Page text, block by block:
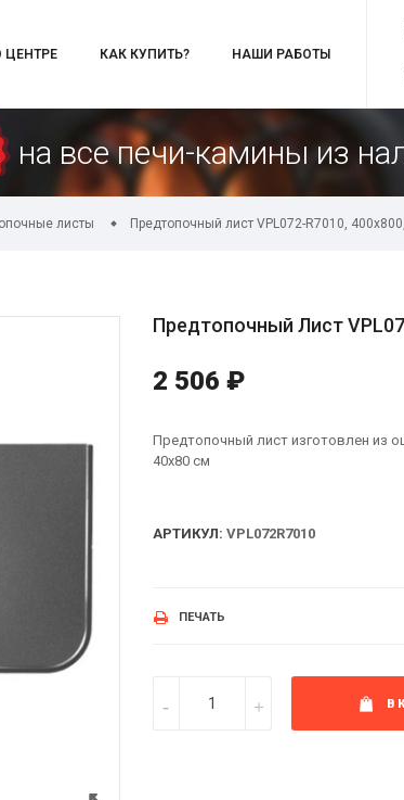
ЦЕНТРЕ КАК КУПИТЬ? НАШИ РАБОТЫ
на все печи-камины из
листы Предтопочный лист VPL072-R7010,
Предтопочный Лист
2 506 ₽
Предтопочный лист изготовлен из
40х80 см
АРТИКУЛ: VPL072R7010
ПЕЧАТЬ
В